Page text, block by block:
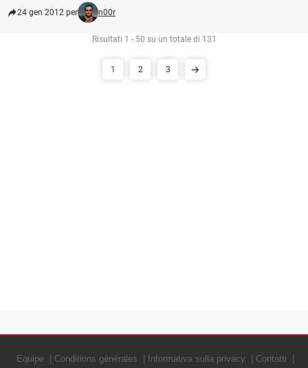
24 gen 2012 per n00r
Risultati 1 - 50 su un totale di 131
1 2 3
Equipe Conditions générales Informativa sulla privacy Contatti